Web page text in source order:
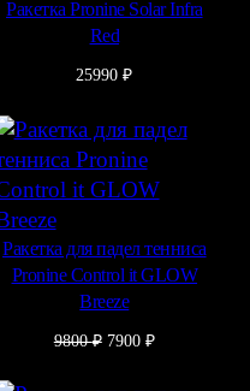
Ракетка Pronine Solar Infra
Red
25990₽
Ракетка для падел тенниса
Pronine Control it GLOW
Breeze
9800₽ Первоначальная
7900 ₽Текущая